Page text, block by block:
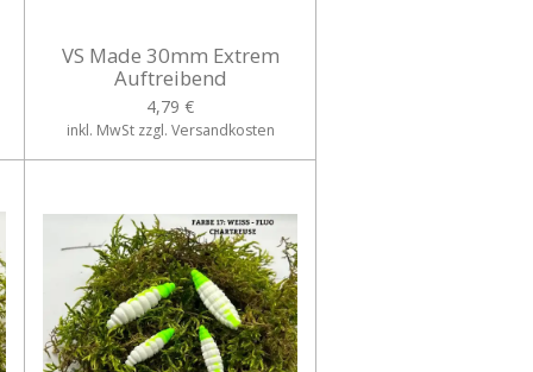
VS Made 30mm Extrem
Auftreibend
4,79 €
inkl. MwSt zzgl. Versandkosten